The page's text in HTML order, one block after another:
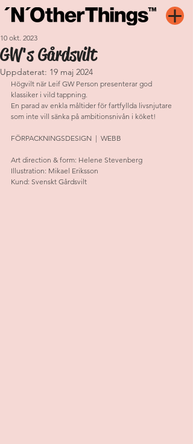
GW's Gårdsvilt
10 okt. 2023
Uppdaterat: 19 maj 2024
Högvilt när Leif GW Person presenterar god
klassiker i vild tappning.
En parad av enkla måltider för fartfyllda livsnjutare
som inte vill sänka på ambitionsnivån i köket!
FÖRPACKNINGSDESIGN  |  WEBB
Art direction & form: Helene Stevenberg
Illustration: Mikael Eriksson
Kund: Svenskt Gårdsvilt